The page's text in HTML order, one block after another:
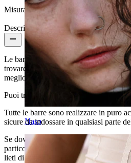
Naso
Misura della sfera:
Descrizione
Le barre per piercing di grandi
trovare, ma qui a Bodymod negozio
meglio per avere i modelli più
Puoi trovare la barra adatta al tuo
Tutte le barre sono realizzare in puro
sicure da indossare in qualsiasi parte
Se dovessi avere domande riguardo
particolari, non esitare a contattare il
lieti di darti una mano!